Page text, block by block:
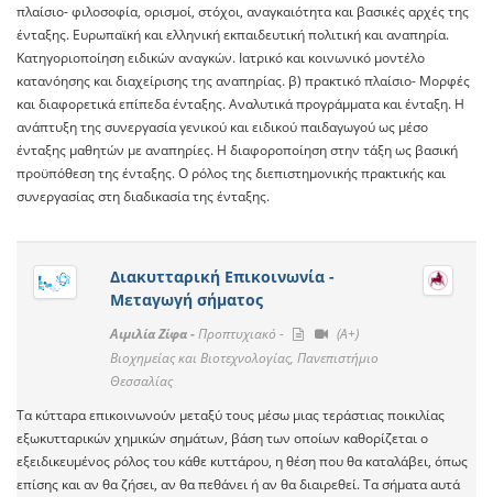
πλαίσιο- φιλοσοφία, ορισμοί, στόχοι, αναγκαιότητα και βασικές αρχές της
ένταξης. Ευρωπαϊκή και ελληνική εκπαιδευτική πολιτική και αναπηρία.
Κατηγοριοποίηση ειδικών αναγκών. Ιατρικό και κοινωνικό μοντέλο
κατανόησης και διαχείρισης της αναπηρίας. β) πρακτικό πλαίσιο- Μορφές
και διαφορετικά επίπεδα ένταξης. Αναλυτικά προγράμματα και ένταξη. Η
ανάπτυξη της συνεργασία γενικού και ειδικού παιδαγωγού ως μέσο
ένταξης μαθητών με αναπηρίες. Η διαφοροποίηση στην τάξη ως βασική
προϋπόθεση της ένταξης. Ο ρόλος της διεπιστημονικής πρακτικής και
συνεργασίας στη διαδικασία της ένταξης.
Διακυτταρική Επικοινωνία -
Μεταγωγή σήματος
Αιμιλία Ζίφα -Προπτυχιακό -
(A+)
Βιοχημείας και Βιοτεχνολογίας, Πανεπιστήμιο
Θεσσαλίας
Τα κύτταρα επικοινωνούν μεταξύ τους μέσω μιας τεράστιας ποικιλίας
εξωκυτταρικών χημικών σημάτων, βάση των οποίων καθορίζεται ο
εξειδικευμένος ρόλος του κάθε κυττάρου, η θέση που θα καταλάβει, όπως
επίσης και αν θα ζήσει, αν θα πεθάνει ή αν θα διαιρεθεί. Τα σήματα αυτά